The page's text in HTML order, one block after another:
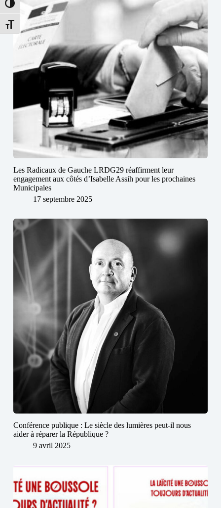
Passer en contraste élevé
Changer la taille de la police
Les Radicaux de Gauche LRDG29 réaffirment leur
engagement aux côtés d’Isabelle Assih pour les prochaines
Municipales
17 septembre 2025
Conférence publique : Le siècle des lumières peut-il nous
aider à réparer la République ?
9 avril 2025